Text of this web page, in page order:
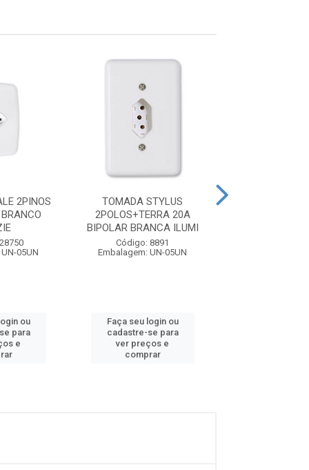
2PINOS
05UN
ou
para
e
TOMADA STYLUS
2POLOS+TERRA 20A
BIPOLAR BRANCA ILUMI
Código: 8891
Embalagem: UN-05UN
Faça seu login ou
cadastre-se para
ver preços e
comprar